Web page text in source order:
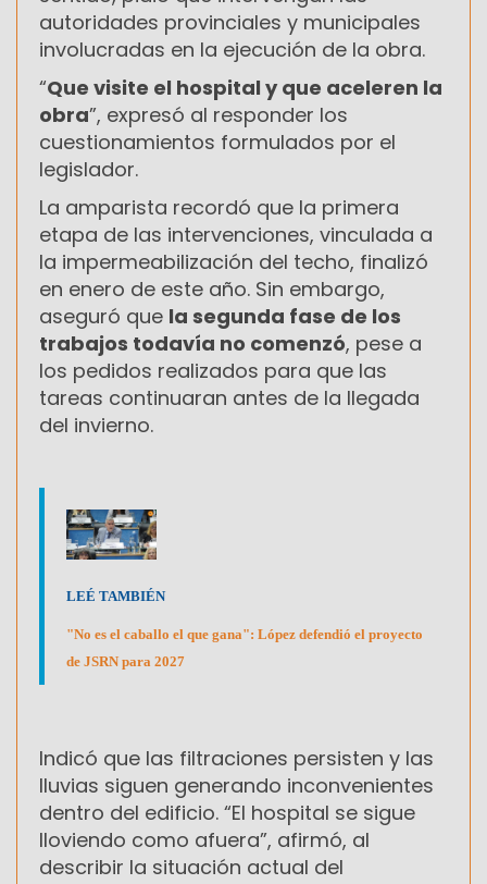
autoridades provinciales y municipales
involucradas en la ejecución de la obra.
“Que visite el hospital y que aceleren la
obra”, expresó al responder los
cuestionamientos formulados por el
legislador.
La amparista recordó que la primera
etapa de las intervenciones, vinculada a
la impermeabilización del techo, finalizó
en enero de este año. Sin embargo,
aseguró que la segunda fase de los
trabajos todavía no comenzó, pese a
los pedidos realizados para que las
tareas continuaran antes de la llegada
del invierno.
LEÉ TAMBIÉN
"No es el caballo el que gana": López defendió el proyecto
de JSRN para 2027
Indicó que las filtraciones persisten y las
lluvias siguen generando inconvenientes
dentro del edificio. “El hospital se sigue
lloviendo como afuera”, afirmó, al
describir la situación actual del